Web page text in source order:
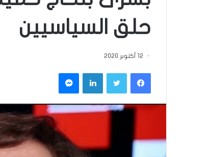
حلق السياسيين
12 أكتوبر 2020
فيسبوكتويتر لينكدإن ماسنجر